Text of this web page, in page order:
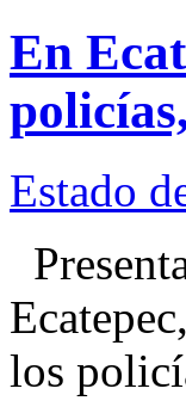
En
Estado
los